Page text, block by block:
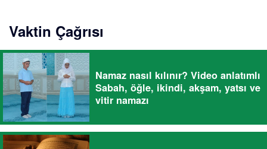
Vaktin Çağrısı
Namaz nasıl kılınır? Video anlatımlı
Sabah, öğle, ikindi, akşam, yatsı ve
vitir namazı